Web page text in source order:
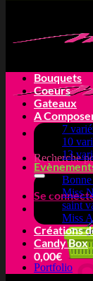
Recherche
Se
0,00€
Bouquets
Coeurs
Gateaux
A
7
10
13
Miss
saint
Miss
Créations
Candy Box
Portfolio